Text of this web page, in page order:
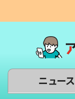
ニュース